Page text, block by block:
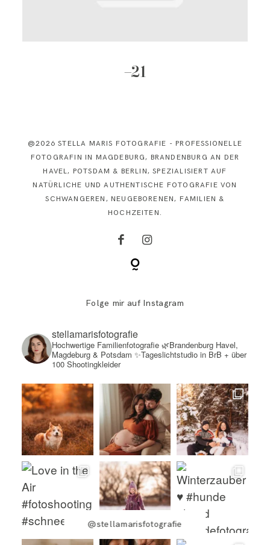
–21
@2026 STELLA MARIS FOTOGRAFIE - PROFESSIONELLE
FOTOGRAFIN IN MAGDEBURG, BRANDENBURG AN DER
HAVEL, POTSDAM & BERLIN, SPEZIALISIERT AUF
NATÜRLICHE UND AUTHENTISCHE FOTOGRAFIE VON
SCHWANGEREN, NEUGEBORENEN, FAMILIEN &
HOCHZEITEN.
Folge mir auf Instagram
@stellamarisfotografie
stellamarisfotografie
Hochwertige Familienfotografie🌿Brandenburg Havel,
Magdeburg & Potsdam ✨Tageslichtstudio in BrB + über
100 Shootingkleider